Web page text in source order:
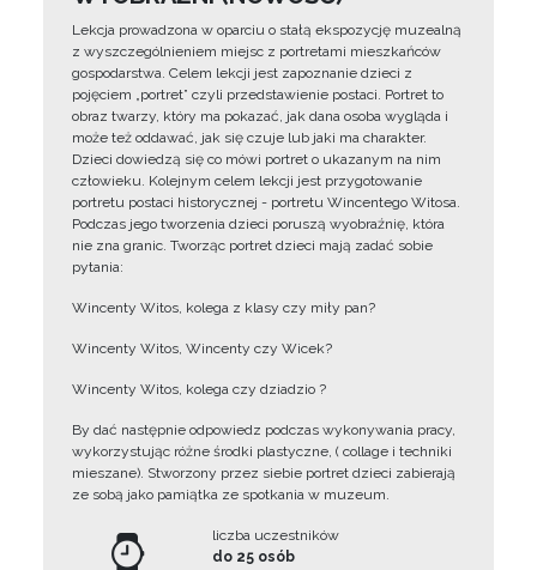
Lekcja prowadzona w oparciu o stałą ekspozycję muzealną
z wyszczególnieniem miejsc z portretami mieszkańców
gospodarstwa. Celem lekcji jest zapoznanie dzieci z
pojęciem „portret” czyli przedstawienie postaci. Portret to
obraz twarzy, który ma pokazać, jak dana osoba wygląda i
może też oddawać, jak się czuje lub jaki ma charakter.
Dzieci dowiedzą się co mówi portret o ukazanym na nim
człowieku. Kolejnym celem lekcji jest przygotowanie
portretu postaci historycznej - portretu Wincentego Witosa.
Podczas jego tworzenia dzieci poruszą wyobraźnię, która
nie zna granic. Tworząc portret dzieci mają zadać sobie
pytania:
Wincenty Witos, kolega z klasy czy miły pan?
Wincenty Witos, Wincenty czy Wicek?
Wincenty Witos, kolega czy dziadzio ?
By dać następnie odpowiedz podczas wykonywania pracy,
wykorzystując różne środki plastyczne, ( collage i techniki
mieszane). Stworzony przez siebie portret dzieci zabierają
ze sobą jako pamiątka ze spotkania w muzeum.
liczba uczestników
do 25 osób